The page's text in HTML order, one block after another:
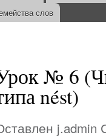
слов
№ 6
nést)
j.admin